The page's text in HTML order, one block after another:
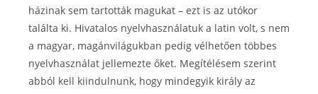
házinak sem tartották magukat – ezt is az utókor
találta ki. Hivatalos nyelvhasználatuk a latin volt, s nem
a magyar, magánvilágukban pedig vélhetően többes
nyelvhasználat jellemezte őket. Megítélésem szerint
abból kell kiindulnunk, hogy mindegyik király az